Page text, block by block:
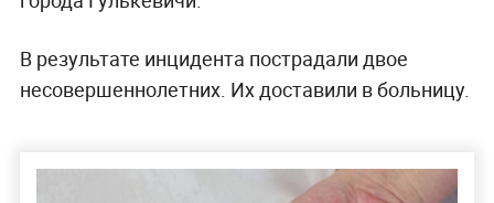
В результате инцидента пострадали двое
несовершеннолетних. Их доставили в больницу.